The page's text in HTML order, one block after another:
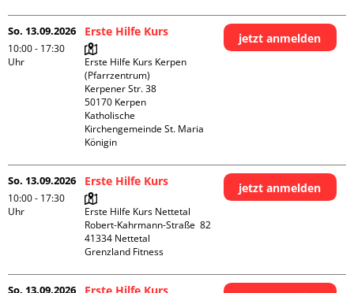
So. 13.09.2026
10:00 - 17:30
Uhr
Erste Hilfe Kurs
Erste Hilfe Kurs Kerpen
(Pfarrzentrum)
Kerpener Str. 38
50170 Kerpen
Katholische
Kirchengemeinde St. Maria
Königin
jetzt anmelden
So. 13.09.2026
10:00 - 17:30
Uhr
Erste Hilfe Kurs
Erste Hilfe Kurs Nettetal
Robert-Kahrmann-Straße  82
41334 Nettetal
Grenzland Fitness
jetzt anmelden
So. 13.09.2026